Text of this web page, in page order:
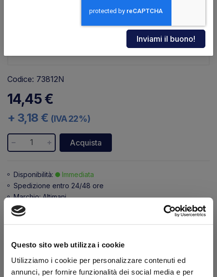
Questo sito web utilizza i cookie
Utilizziamo i cookie per personalizzare contenuti ed
annunci, per fornire funzionalità dei social media e per
Codice: 73812N
14,45 €
+ 3,18 € (IVA 22%)
Acquista
Disponibilità:
Immediata
Spedizione entro 24/48 ore
Marchio:Altimani
Transazione sicura
Hai la partita IVA?
Descrizione